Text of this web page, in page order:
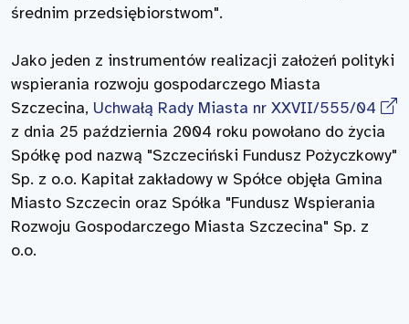
średnim przedsiębiorstwom".
Jako jeden z instrumentów realizacji założeń polityki
wspierania rozwoju gospodarczego Miasta
Szczecina, Uchwałą Rady Miasta nr XXVII/555/04
z dnia 25 październia 2004 roku powołano do życia
Spółkę pod nazwą "Szczeciński Fundusz Pożyczkowy"
Sp. z o.o. Kapitał zakładowy w Spółce objęła Gmina
Miasto Szczecin oraz Spółka "Fundusz Wspierania
Rozwoju Gospodarczego Miasta Szczecina" Sp. z
o.o.